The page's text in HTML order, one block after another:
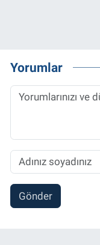
Yorumlar
Gönder